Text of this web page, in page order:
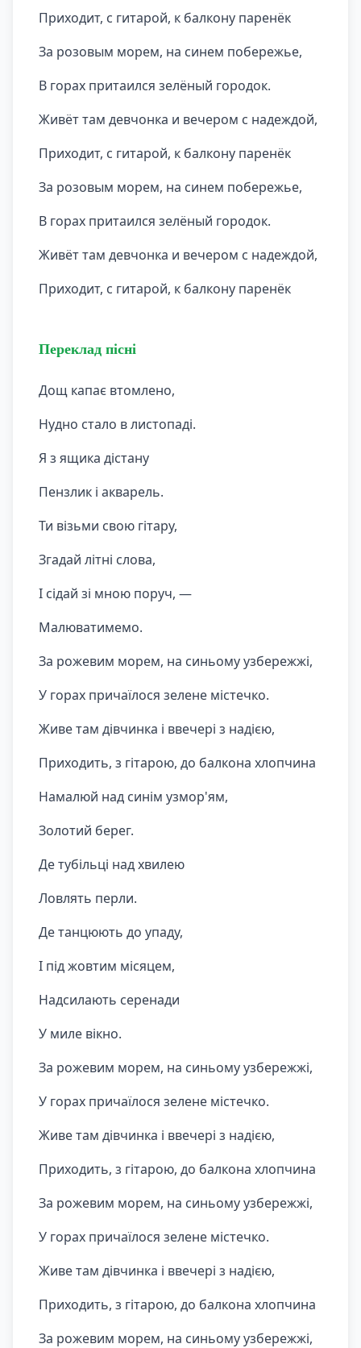
Приходит, с гитарой, к балкону паренёк
За розовым морем, на синем побережье,
В горах притаился зелёный городок.
Живёт там девчонка и вечером с надеждой,
Приходит, с гитарой, к балкону паренёк
За розовым морем, на синем побережье,
В горах притаился зелёный городок.
Живёт там девчонка и вечером с надеждой,
Приходит, с гитарой, к балкону паренёк
Переклад пісні
Дощ капає втомлено,
Нудно стало в листопаді.
Я з ящика дістану
Пензлик і акварель.
Ти візьми свою гітару,
Згадай літні слова,
І сідай зі мною поруч, —
Малюватимемо.
За рожевим морем, на синьому узбережжі,
У горах причаїлося зелене містечко.
Живе там дівчинка і ввечері з надією,
Приходить, з гітарою, до балкона хлопчина
Намалюй над синім узмор'ям,
Золотий берег.
Де тубільці над хвилею
Ловлять перли.
Де танцюють до упаду,
І під жовтим місяцем,
Надсилають серенади
У миле вікно.
За рожевим морем, на синьому узбережжі,
У горах причаїлося зелене містечко.
Живе там дівчинка і ввечері з надією,
Приходить, з гітарою, до балкона хлопчина
За рожевим морем, на синьому узбережжі,
У горах причаїлося зелене містечко.
Живе там дівчинка і ввечері з надією,
Приходить, з гітарою, до балкона хлопчина
За рожевим морем, на синьому узбережжі,